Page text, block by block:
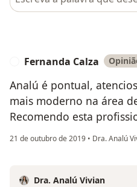
Fernanda Calza
Analú é pontual,
mais moderno na área
Recomendo esta
21 de outubro de 2019 • Dra. Analú
Dra. Analú Vivian